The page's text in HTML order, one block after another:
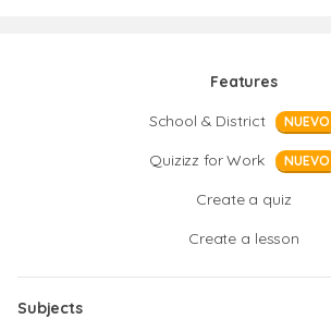
Features
School & District
NUEVO
Quizizz for Work NUEVO
Create a quiz
Create a lesson
Subjects